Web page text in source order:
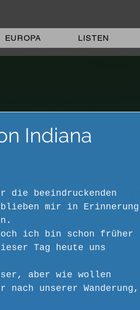
EUROPA LISTEN
Indiana
die beeindruckenden
mir in Erinnerung
ich bin schon früher
Tag heute uns
aber wie wollen
unserer Wanderung,